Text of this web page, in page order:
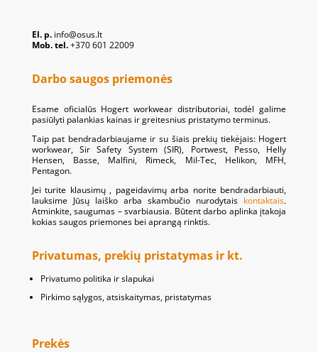
El. p.info@osus.lt
Mob. tel.+370 601 22009
Darbo saugos priemonės
Esame oficialūs Hogert workwear distributoriai, todėl galime
pasiūlyti palankias kainas ir greitesnius pristatymo terminus.
Taip pat bendradarbiaujame ir su šiais prekių tiekėjais: Hogert
workwear, Sir Safety System (SIR), Portwest, Pesso, Helly
Hensen, Basse, Malfini, Rimeck, Mil-Tec, Helikon, MFH,
Pentagon.
Jei turite klausimų , pageidavimų arba norite bendradarbiauti,
lauksime Jūsų laiško arba skambučio nurodytais kontaktais.
Atminkite, saugumas – svarbiausia. Būtent darbo aplinka įtakoja
kokias saugos priemones bei aprangą rinktis.
Privatumas, prekių pristatymas ir kt.
Privatumo politika ir slapukai
Pirkimo sąlygos, atsiskaitymas, pristatymas
Prekės